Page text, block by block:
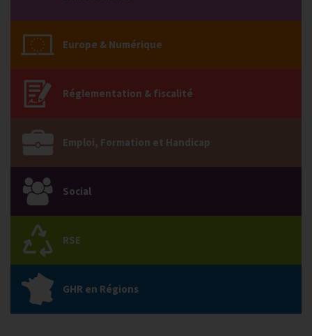
Europe & Numérique
Réglementation & fiscalité
Emploi, Formation et Handicap
Social
RSE
GHR en Régions